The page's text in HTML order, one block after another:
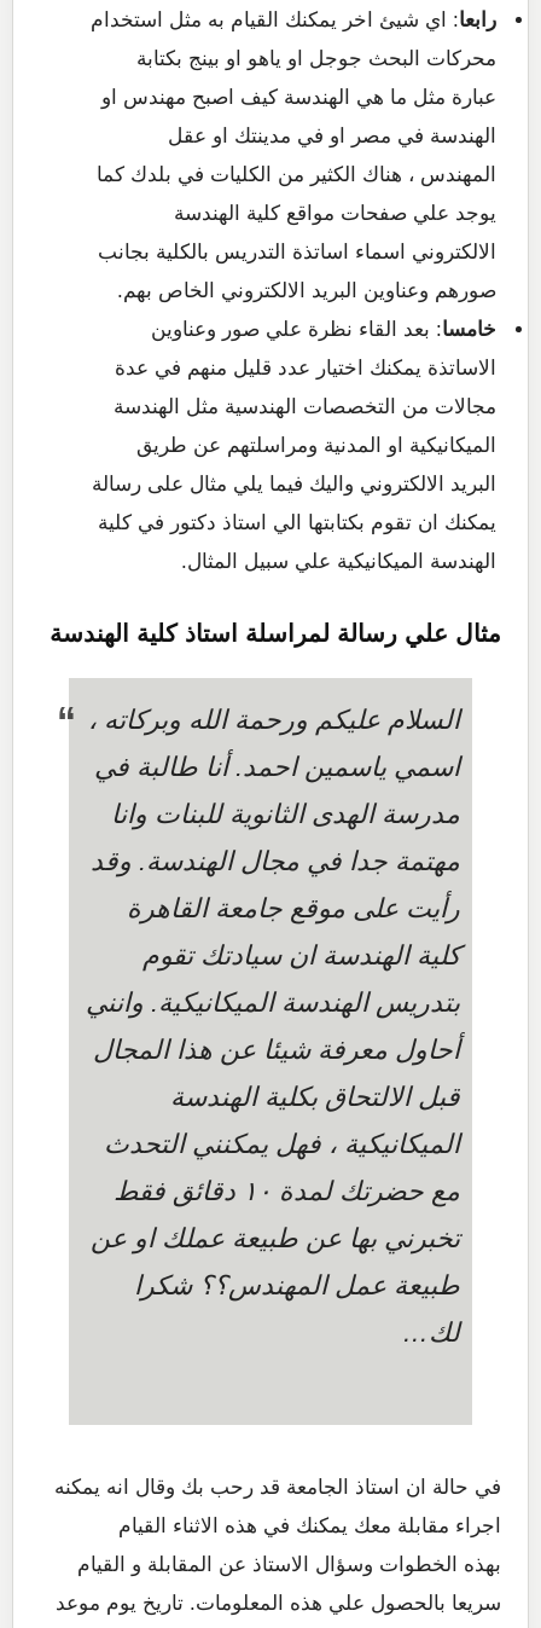
رابعا: اي شيئ اخر يمكنك القيام به مثل استخدام
محركات البحث جوجل او ياهو او بينج بكتابة
عبارة مثل ما هي الهندسة كيف اصبح مهندس او
الهندسة في مصر او في مدينتك او عقل
المهندس ، هناك الكثير من الكليات في بلدك كما
يوجد علي صفحات مواقع كلية الهندسة
الالكتروني اسماء اساتذة التدريس بالكلية بجانب
صورهم وعناوين البريد الالكتروني الخاص بهم.
خامسا: بعد القاء نظرة علي صور وعناوين
الاساتذة يمكنك اختيار عدد قليل منهم في عدة
مجالات من التخصصات الهندسية مثل الهندسة
الميكانيكية او المدنية ومراسلتهم عن طريق
البريد الالكتروني واليك فيما يلي مثال على رسالة
يمكنك ان تقوم بكتابتها الي استاذ دكتور في كلية
الهندسة الميكانيكية علي سبيل المثال.
مثال علي رسالة لمراسلة استاذ كلية الهندسة
السلام عليكم ورحمة الله وبركاته ،
اسمي ياسمين احمد. أنا طالبة في
مدرسة الهدى الثانوية للبنات وانا
مهتمة جدا في مجال الهندسة. وقد
رأيت على موقع جامعة القاهرة
كلية الهندسة ان سيادتك تقوم
بتدريس الهندسة الميكانيكية. وانني
أحاول معرفة شيئا عن هذا المجال
قبل الالتحاق بكلية الهندسة
الميكانيكية ، فهل يمكنني التحدث
مع حضرتك لمدة ١٠ دقائق فقط
تخبرني بها عن طبيعة عملك او عن
طبيعة عمل المهندس؟؟ شكرا
لك…
في حالة ان استاذ الجامعة قد رحب بك وقال انه يمكنه
اجراء مقابلة معك يمكنك في هذه الاثناء القيام
بهذه الخطوات وسؤال الاستاذ عن المقابلة و القيام
سريعا بالحصول علي هذه المعلومات. تاريخ يوم موعد